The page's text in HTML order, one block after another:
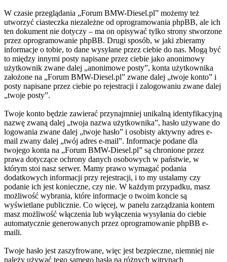
W czasie przeglądania „Forum BMW-Diesel.pl” możemy też
utworzyć ciasteczka niezależne od oprogramowania phpBB, ale ich
ten dokument nie dotyczy – ma on opisywać tylko strony stworzone
przez oprogramowanie phpBB. Drugi sposób, w jaki zbieramy
informacje o tobie, to dane wysyłane przez ciebie do nas. Mogą być
to między innymi posty napisane przez ciebie jako anonimowy
użytkownik zwane dalej „anonimowe posty”, konta użytkownika
założone na „Forum BMW-Diesel.pl” zwane dalej „twoje konto” i
posty napisane przez ciebie po rejestracji i zalogowaniu zwane dalej
„twoje posty”.
Twoje konto będzie zawierać przynajmniej unikalną identyfikacyjną
nazwę zwaną dalej „twoja nazwa użytkownika”, hasło używane do
logowania zwane dalej „twoje hasło” i osobisty aktywny adres e-
mail zwany dalej „twój adres e-mail”. Informacje podane dla
twojego konta na „Forum BMW-Diesel.pl” są chronione przez
prawa dotyczące ochrony danych osobowych w państwie, w
którym stoi nasz serwer. Mamy prawo wymagać podania
dodatkowych informacji przy rejestracji, i to my ustalamy czy
podanie ich jest konieczne, czy nie. W każdym przypadku, masz
możliwość wybrania, które informacje o twoim koncie są
wyświetlane publicznie. Co więcej, w panelu zarządzania kontem
masz możliwość włączenia lub wyłączenia wysyłania do ciebie
automatycznie generowanych przez oprogramowanie phpBB e-
maili.
Twoje hasło jest zaszyfrowane, więc jest bezpieczne, niemniej nie
należy używać tego samego hasła na różnych witrynach